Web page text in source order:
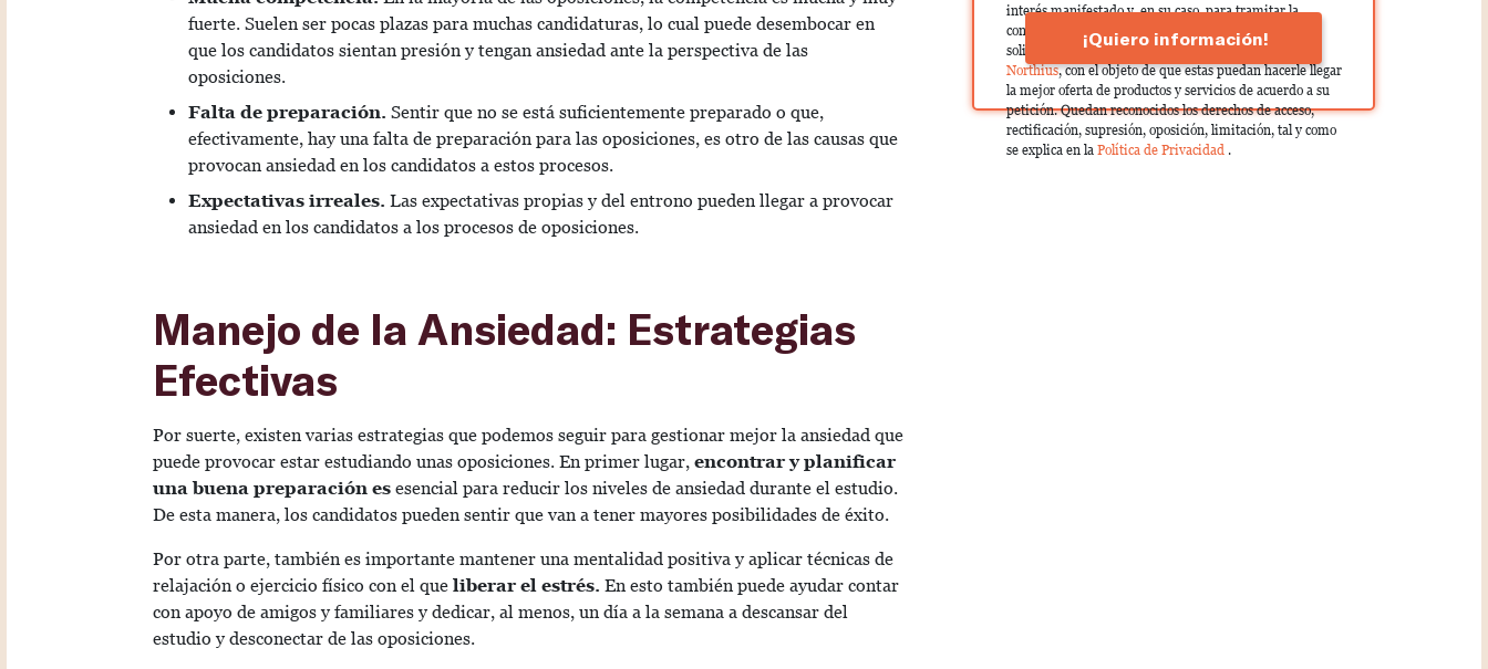
fuerte. Suelen ser pocas plazas para muchas candidaturas, lo cual puede desembocar en
que los candidatos sientan presión y tengan ansiedad ante la perspectiva de las
oposiciones.
Falta de preparación. Sentir que no se está suficientemente preparado o que,
efectivamente, hay una falta de preparación para las oposiciones, es otro de las causas que
provocan ansiedad en los candidatos a estos procesos.
Expectativas irreales. Las expectativas propias y del entrono pueden llegar a provocar
ansiedad en los candidatos a los procesos de oposiciones.
Manejo de la Ansiedad: Estrategias
Efectivas
Por suerte, existen varias estrategias que podemos seguir para gestionar mejor la ansiedad que
puede provocar estar estudiando unas oposiciones. En primer lugar, encontrar y planificar
una buena preparación es esencial para reducir los niveles de ansiedad durante el estudio.
De esta manera, los candidatos pueden sentir que van a tener mayores posibilidades de éxito.
Por otra parte, también es importante mantener una mentalidad positiva y aplicar técnicas de
relajación o ejercicio físico con el que liberar el estrés. En esto también puede ayudar contar
con apoyo de amigos y familiares y dedicar, al menos, un día a la semana a descansar del
estudio y desconectar de las oposiciones.
interés manifestado y, en su caso, para tramitar la
contratación correspondiente. Compartiremos su
solicitud con las empresas que conforman elGrupo
Northius, con el objeto de que estas puedan hacerle llegar
la mejor oferta de productos y servicios de acuerdo a su
petición. Quedan reconocidos los derechos de acceso,
rectificación, supresión, oposición, limitación, tal y como
se explica en la Política de Privacidad .
¡Quiero información!